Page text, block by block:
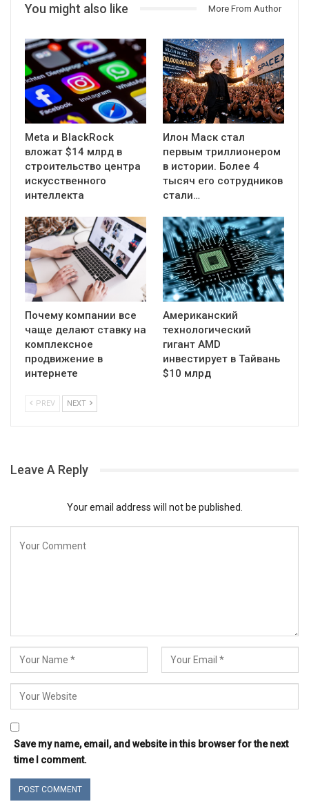
You might also like More From Author
Meta и BlackRock
вложат $14 млрд в
строительство центра
искусственного
интеллекта
Илон Маск стал
первым триллионером
в истории. Более 4
тысяч его сотрудников
стали…
Почему компании все
чаще делают ставку на
комплексное
продвижение в
интернете
Американский
технологический
гигант AMD
инвестирует в Тайвань
$10 млрд
PREV NEXT
Leave A Reply
Your email address will not be published.
Save my name, email, and website in this browser for the next
time I comment.